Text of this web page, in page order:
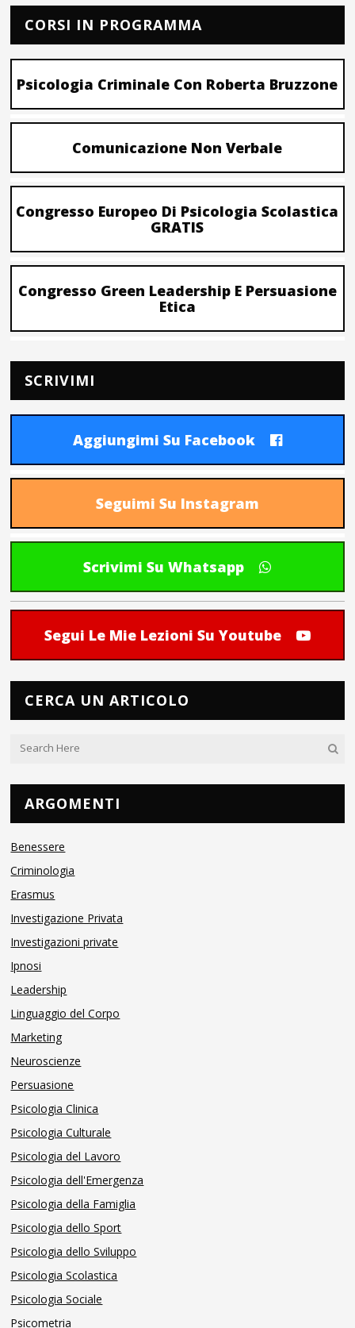
CORSI IN PROGRAMMA
Psicologia Criminale Con Roberta Bruzzone
Comunicazione Non Verbale
Congresso Europeo Di Psicologia Scolastica
GRATIS
Congresso Green Leadership E Persuasione
Etica
SCRIVIMI
Aggiungimi Su Facebook
Seguimi Su Instagram
Scrivimi Su Whatsapp
Segui Le Mie Lezioni Su Youtube
CERCA UN ARTICOLO
ARGOMENTI
Benessere
Criminologia
Erasmus
Investigazione Privata
Investigazioni private
Ipnosi
Leadership
Linguaggio del Corpo
Marketing
Neuroscienze
Persuasione
Psicologia Clinica
Psicologia Culturale
Psicologia del Lavoro
Psicologia dell'Emergenza
Psicologia della Famiglia
Psicologia dello Sport
Psicologia dello Sviluppo
Psicologia Scolastica
Psicologia Sociale
Psicometria